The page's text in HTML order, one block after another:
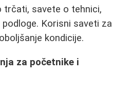
trčati, savete o tehnici,
Korisni saveti za
kondicije.
za početnike i